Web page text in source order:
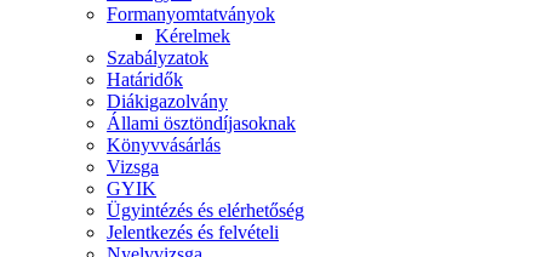
Formanyomtatványok
Kérelmek
Szabályzatok
Határidők
Diákigazolvány
Állami ösztöndíjasoknak
Könyvvásárlás
Vizsga
GYIK
Ügyintézés és elérhetőség
Jelentkezés és felvételi